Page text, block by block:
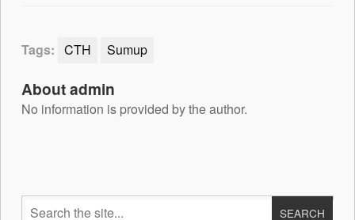
Tags: CTH Sumup
About admin
No information is provided by the author.